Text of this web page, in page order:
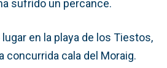
sufrido un percance.
en la playa de los Tiestos,
concurrida cala del Moraig.